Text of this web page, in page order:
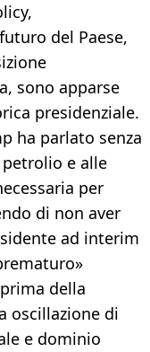
del Paese,
sono apparse
presidenziale.
ha parlato senza
e alle
per
di non aver
ad interim
della
oscillazione di
e dominio